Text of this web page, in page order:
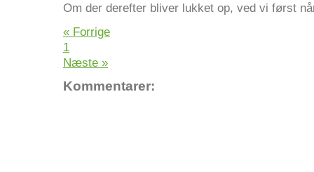
Om der derefter bliver lukket op, ved vi først
« Forrige
1
Næste »
Kommentarer: